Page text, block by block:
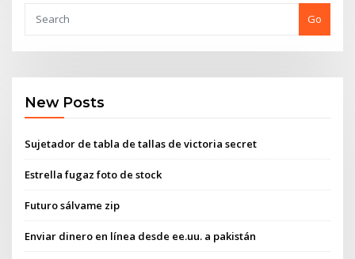
Go
New Posts
Sujetador de tabla de tallas de victoria secret
Estrella fugaz foto de stock
Futuro sálvame zip
Enviar dinero en línea desde ee.uu. a pakistán